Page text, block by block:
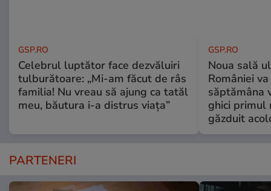
GSP.RO
Celebrul luptător face dezvăluiri
tulburătoare: „Mi-am făcut de râs
familia! Nu vreau să ajung ca tatăl
meu, băutura i-a distrus viața”
GSP.RO
Noua sală
României
săptămâna
ghici primul
găzduit
PARTENERI